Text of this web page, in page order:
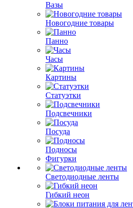
Вазы
Новогодние товары
Панно
Часы
Картины
Статуэтки
Подсвечники
Посуда
Подносы
Фигурки
Светодиодные ленты
Гибкий неон